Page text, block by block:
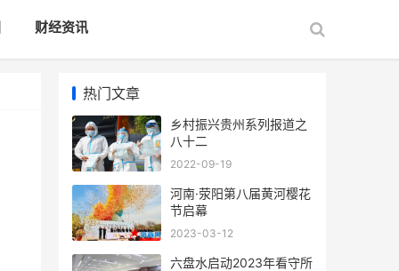
财经资讯
热门文章
乡村振兴贵州系列报道之
八十二
2022-09-19
河南·荥阳第八届黄河樱花
节启幕
2023-03-12
六盘水启动2023年看守所